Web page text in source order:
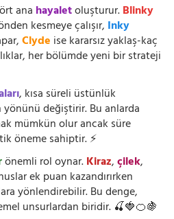
ana hayaletoluşturur.Blinky
kesmeye çalışır, Inky
Clyde ise kararsız yaklaş-kaç
her bölümde yeni bir strateji
, kısa süreli üstünlük
yönünü değiştirir. Bu anlarda
mümkün olur ancak süre
öneme sahiptir. ⚡
önemli rol oynar.Kiraz,çilek,
ek puan kazandırırken
yönlendirebilir. Bu denge,
unsurlardan biridir. 🍒🍓🍊🍇